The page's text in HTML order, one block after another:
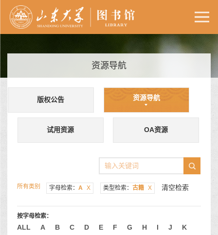
资源导航
版权公告 资源导航
试用资源 OA资源
所有类别 字母检索： A X 类型检索： 古籍 X 清空检索
按字母检索：
ALL A B C D E F G H I J
K